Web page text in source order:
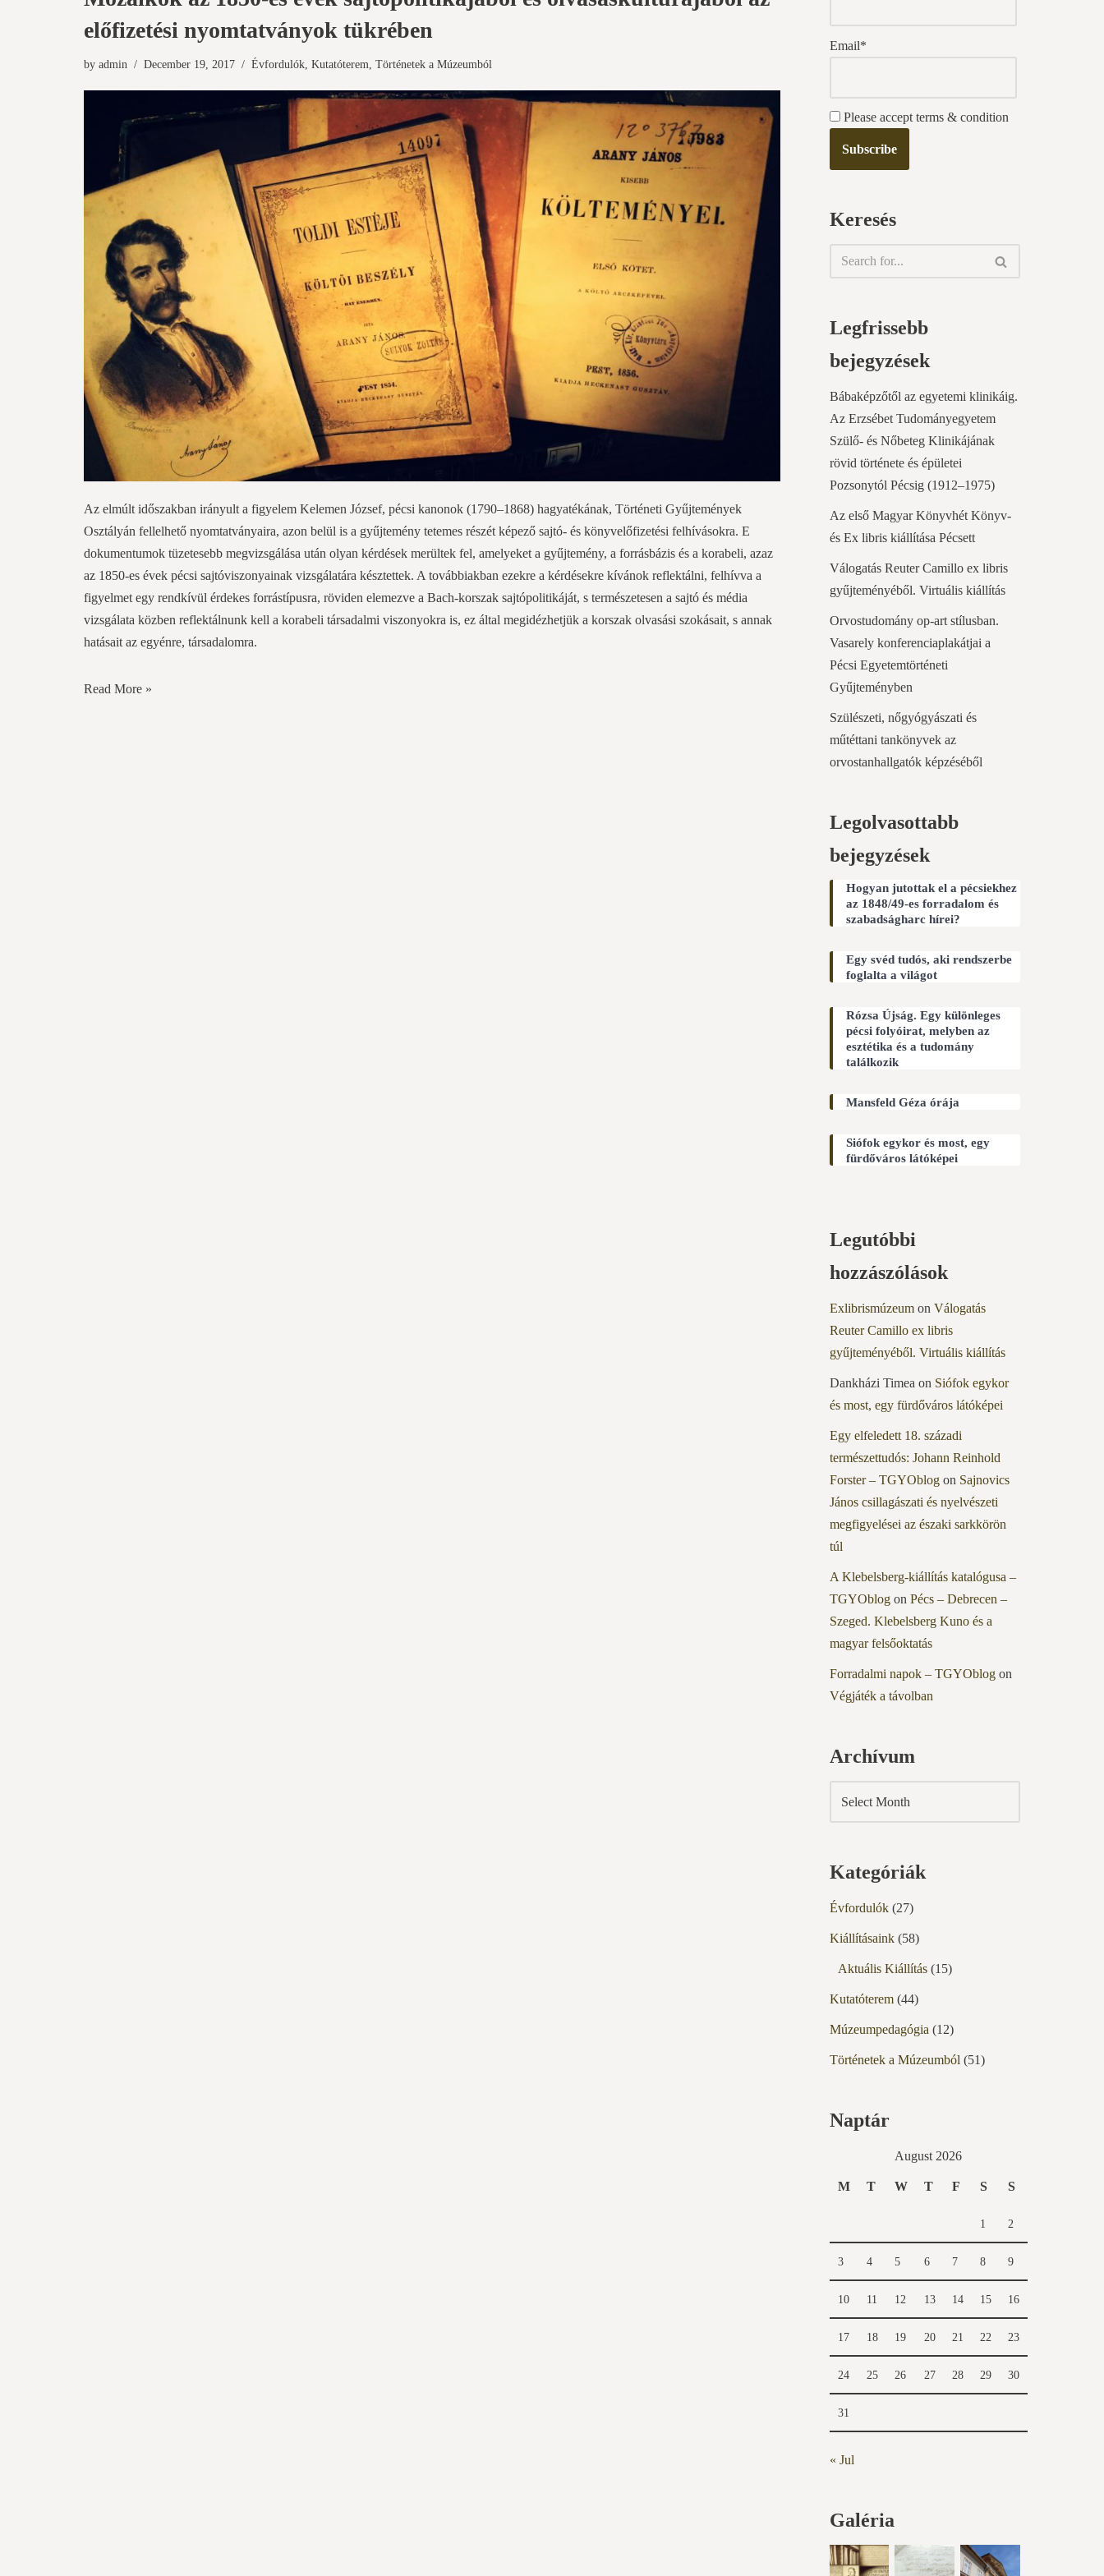
előfizetési nyomtatványok tükrében
by admin December 19, 2017 Évfordulók Kutatóterem Történetek a Múzeumból
Az elmúlt időszakban irányult a figyelem Kelemen József, pécsi kanonok (1790–1868) hagyatékának, Történeti Gyűjtemények
Osztályán fellelhető nyomtatványaira, azon belül is a gyűjtemény tetemes részét képező sajtó- és könyvelőfizetési felhívásokra. E
dokumentumok tüzetesebb megvizsgálása után olyan kérdések merültek fel, amelyeket a gyűjtemény, a forrásbázis és a korabeli, azaz
az 1850-es évek pécsi sajtóviszonyainak vizsgálatára késztettek. A továbbiakban ezekre a kérdésekre kívánok reflektálni, felhívva a
figyelmet egy rendkívül érdekes forrástípusra, röviden elemezve a Bach-korszak sajtópolitikáját, s természetesen a sajtó és média
vizsgálata közben reflektálnunk kell a korabeli társadalmi viszonyokra is, ez által megidézhetjük a korszak olvasási szokásait, s annak
hatásait az egyénre, társadalomra.
Read More »
Email*
Please accept terms & condition
Keresés
Legfrissebb
bejegyzések
Bábaképzőtől az egyetemi klinikáig.
Az Erzsébet Tudományegyetem
Szülő- és Nőbeteg Klinikájának
rövid története és épületei
Pozsonytól Pécsig (1912–1975)
Az első Magyar Könyvhét Könyv-
és Ex libris kiállítása Pécsett
Válogatás Reuter Camillo ex libris
gyűjteményéből. Virtuális kiállítás
Orvostudomány op-art stílusban.
Vasarely konferenciaplakátjai a
Pécsi Egyetemtörténeti
Gyűjteményben
Szülészeti, nőgyógyászati és
műtéttani tankönyvek az
orvostanhallgatók képzéséből
Legolvasottabb
bejegyzések
Hogyan jutottak el a pécsiekhez
az 1848/49-es forradalom és
szabadságharc hírei?
Egy svéd tudós, aki rendszerbe
foglalta a világot
Rózsa Újság. Egy különleges
pécsi folyóirat, melyben az
esztétika és a tudomány
találkozik
Mansfeld Géza órája
Siófok egykor és most, egy
fürdőváros látóképei
Legutóbbi
hozzászólások
Exlibrismúzeumon Válogatás
Reuter Camillo ex libris
gyűjteményéből. Virtuális kiállítás
Dankházi Timea on Siófok egykor
és most, egy fürdőváros látóképei
Egy elfeledett 18. századi
természettudós: Johann Reinhold
Forster – TGYOblogon Sajnovics
János csillagászati és nyelvészeti
megfigyelései az északi sarkkörön
túl
A Klebelsberg-kiállítás katalógusa –
TGYOblogon Pécs – Debrecen –
Szeged. Klebelsberg Kuno és a
magyar felsőoktatás
Forradalmi napok – TGYOblogon
Végjáték a távolban
Archívum
Kategóriák
Évfordulók(27)
Kiállításaink(58)
Aktuális Kiállítás(15)
Kutatóterem(44)
Múzeumpedagógia (12)
Történetek a Múzeumból (51)
Naptár
August 2026
M T W T F S S
1 2
3 4 5 6 7 8 9
10 11 12 13 14 15 16
17 18 19 20 21 22 23
24 25 26 27 28 29 30
31
« Jul
Galéria